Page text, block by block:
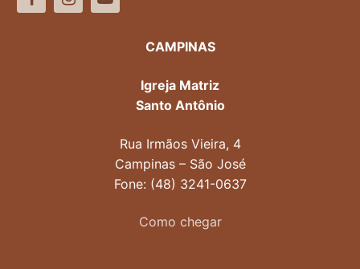
CAMPINAS
Igreja Matriz
Santo Antônio
Rua Irmãos Vieira, 4
Campinas – São José
Fone: (48) 3241-0637
Como chegar